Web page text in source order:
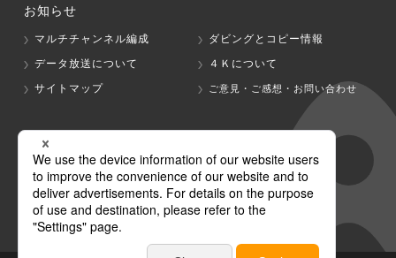
お知らせ
マルチチャンネル編成
ダビングとコピー情報
データ放送について
４Ｋについて
サイトマップ
ご意見・ご感想・お問い合わせ
グループ会社
テレビ朝日 テレ朝チャンネル